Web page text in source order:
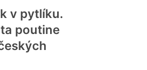
v pytlíku.
poutine